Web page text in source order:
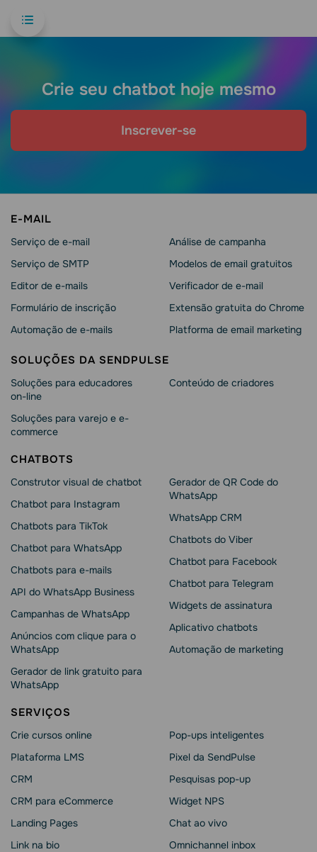
Crie seu chatbot hoje mesmo
Inscrever-se
E-MAIL
Serviço de e-mail
Serviço de SMTP
Editor de e-mails
Formulário de inscrição
Automação de e-mails
Análise de campanha
Modelos de email gratuitos
Verificador de e-mail
Extensão gratuita do Chrome
Platforma de email marketing
SOLUÇÕES DA SENDPULSE
Soluções para educadores
on-line
Soluções para varejo e e-
commerce
Conteúdo de criadores
CHATBOTS
Construtor visual de chatbot
Chatbot para Instagram
Chatbots para TikTok
Chatbot para WhatsApp
Chatbots para e-mails
API do WhatsApp Business
Campanhas de WhatsApp
Anúncios com clique para o
WhatsApp
Gerador de link gratuito para
WhatsApp
Gerador de QR Code do
WhatsApp
WhatsApp CRM
Chatbots do Viber
Chatbot para Facebook
Chatbot para Telegram
Widgets de assinatura
Aplicativo chatbots
Automação de marketing
SERVIÇOS
Crie cursos online
Plataforma LMS
CRM
CRM para eCommerce
Landing Pages
Link na bio
Pop-ups inteligentes
Pixel da SendPulse
Pesquisas pop-up
Widget NPS
Chat ao vivo
Omnichannel inbox